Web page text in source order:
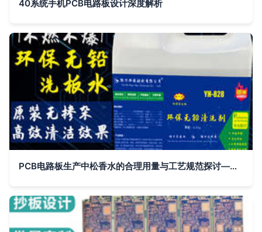
40系统手机PCB电路板设计深度解析
PCB电路板生产中松香水的合理用量与工艺规范探讨——以15kg用量为例